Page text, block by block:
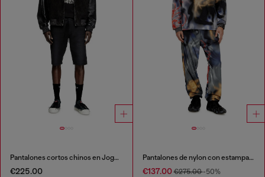
Pantalones cortos chinos en JoggJeans
€225.00
Pantalones de nylon con estampado integral
€137.00€275.00-50%